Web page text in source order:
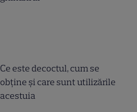
Ce este decoctul, cum se
obţine şi care sunt utilizările
acestuia